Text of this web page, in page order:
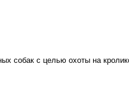
собак с целью охоты на